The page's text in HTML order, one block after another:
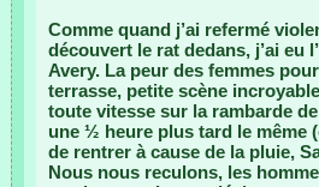
Comme quand j’ai refermé
découvert le rat dedans, j’ai eu
Avery. La peur des femmes
terrasse, petite scène
toute vitesse sur la rambarde
une ½ heure plus tard le même
de rentrer à cause de la pluie,
Nous nous reculons, les